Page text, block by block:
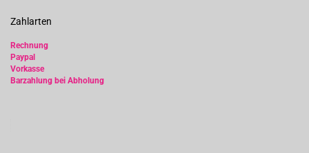
Zahlarten
Rechnung
Paypal
Vorkasse
Barzahlung bei Abholung